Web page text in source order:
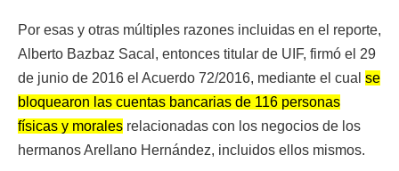
Por esas y otras múltiples razones incluidas en el reporte,
Alberto Bazbaz Sacal, entonces titular de UIF, firmó el 29
de junio de 2016 el Acuerdo 72/2016, mediante el cual se
bloquearon las cuentas bancarias de 116 personas
físicas y morales relacionadas con los negocios de los
hermanos Arellano Hernández, incluidos ellos mismos.